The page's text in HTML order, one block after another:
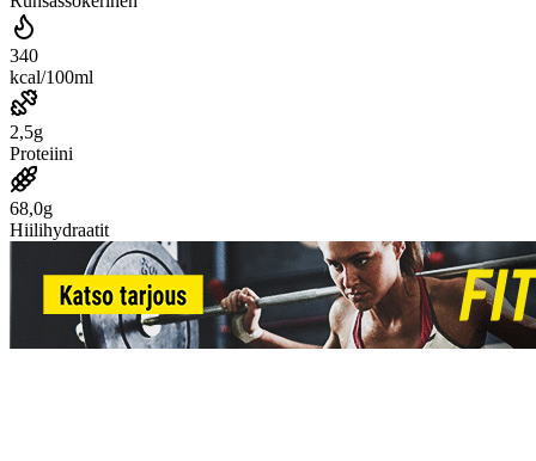
340
kcal/100ml
2,5g
Proteiini
68,0g
Hiilihydraatit